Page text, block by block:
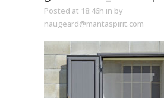
Posted at 18:46h in by
naugeard@mantaspirit.com